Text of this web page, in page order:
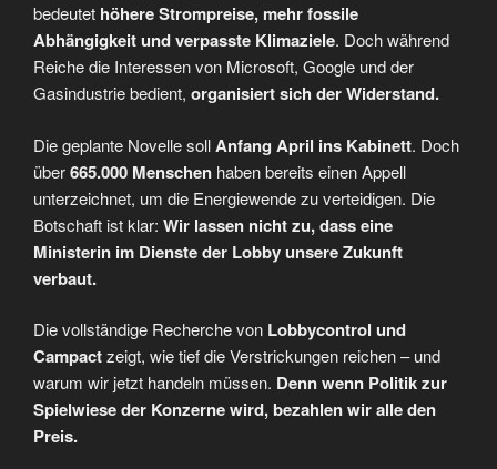
bedeutet höhere Strompreise, mehr fossile
Abhängigkeit und verpasste Klimaziele. Doch während
Reiche die Interessen von Microsoft, Google und der
Gasindustrie bedient, organisiert sich der Widerstand.
Die geplante Novelle sollAnfang April ins Kabinett. Doch
über665.000 Menschen haben bereits einen Appell
unterzeichnet, um die Energiewende zu verteidigen. Die
Botschaft ist klar: Wir lassen nicht zu, dass eine
Ministerin im Dienste der Lobby unsere Zukunft
verbaut.
Die vollständige Recherche von Lobbycontrol und
Campactzeigt, wie tief die Verstrickungen reichen – und
warum wir jetzt handeln müssen. Denn wenn Politik zur
Spielwiese der Konzerne wird, bezahlen wir alle den
Preis.